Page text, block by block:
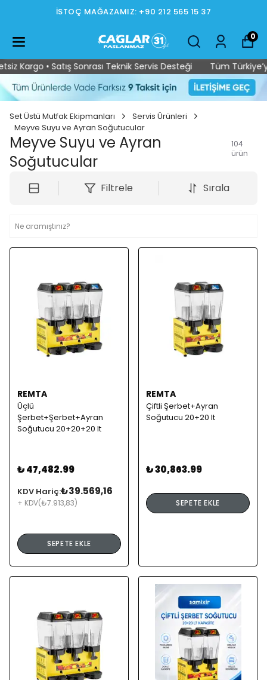
İSTOÇ MAĞAZAMIZ: +90 212 565 15 37
0
• Satış Sonrası Teknik Servis Desteği Tüm Türkiye’ye
Set Üstü Mutfak Ekipmanları
Servis Ürünleri
Meyve Suyu ve Ayran Soğutucular
Meyve Suyu ve Ayran
Soğutucular
104
ürün
Filtrele Sırala
REMTA
Üçlü
Şerbet+Şerbet+Ayran
Soğutucu 20+20+20 lt
₺ 47,482.99
KDV Hariç:₺39.569,16
+ KDV(₺7.913,83)
SEPETE EKLE
REMTA
Çiftli Şerbet+Ayran
Soğutucu 20+20 lt
₺ 30,863.99
SEPETE EKLE